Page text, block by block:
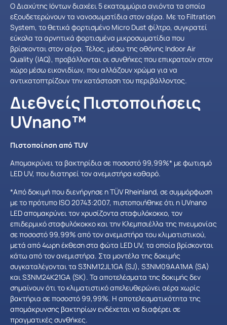
Ο Διαχύτης Ιόντων διαχέει 5 εκατομμύρια ανιόντα τα οποία
εξουδετερώνουν τα νανοσωματίδια στον αέρα. Με το Filtration
System, το θετικά φορτισμένο Micro Dust φίλτρο, συγκρατεί
εύκολα τα αρνητικά φορτισμένα μικροσωματίδια που
βρίσκονται στον αέρα. Τέλος, μέσω της οθόνης Indoor Air
Quality (IAQ), προβάλλονται οι συνθήκες που επικρατούν στον
χώρο μέσω εικονιδίων, που αλλάζουν χρώμα για να
αντικατοπτρίζουν την κατάσταση του περιβάλλοντος.
Διεθνείς Πιστοποιήσεις
UVnano™
Πιστοποίηση από TUV
Απομακρύνει τα βακτηρίδια σε ποσοστό 99,99%* με φωτισμό
LED UV, που διατηρεί τον ανεμιστήρα καθαρό.
*Από δοκιμή που διενήργησε η TÜV Rheinland, σε συμμόρφωση
με το πρότυπο ISO 20743:2007, πιστοποιήθηκε ότι η UVnano
LED απομακρύνει τον χρυσίζοντα σταφυλόκοκκο, τον
επιδερμικό σταφυλόκοκκο και την Κλεμπσιέλλα της πνευμονίας
σε ποσοστό 99,99% από τον ανεμιστήρα του κλιματιστικού,
μετά από 4ωρη έκθεση στα φώτα LED UV, τα οποία βρίσκονται
κάτω από τον ανεμιστήρα. Στα μοντέλα της δοκιμής
συγκαταλέγονται τα S3NM12JL1GA (SJ), S3NM09AA1MA (SA)
και S3NM24K21GA (SK). Τα αποτελέσματα της δοκιμής δεν
σημαίνουν ότι το κλιματιστικό απελευθερώνει αέρα χωρίς
βακτήρια σε ποσοστό 99,99%. Η αποτελεσματικότητα της
απομάκρυνσης βακτηρίων ενδέχεται να διαφέρει σε
πραγματικές συνθήκες.